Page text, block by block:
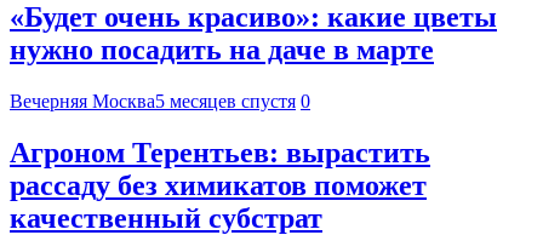
«Будет очень красиво»: какие цветы
нужно посадить на даче в марте
Вечерняя Москва5 месяцев спустя 0
Агроном Терентьев: вырастить
рассаду без химикатов поможет
качественный субстрат